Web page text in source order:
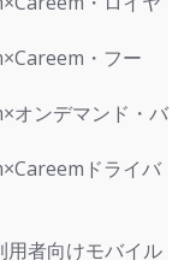
・フー
オンデマンド・バ
ドライバ
者向けモバイル